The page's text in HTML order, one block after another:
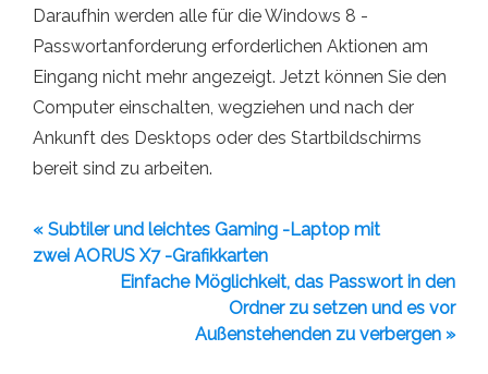
Daraufhin werden alle für die Windows 8 -
Passwortanforderung erforderlichen Aktionen am
Eingang nicht mehr angezeigt. Jetzt können Sie den
Computer einschalten, wegziehen und nach der
Ankunft des Desktops oder des Startbildschirms
bereit sind zu arbeiten.
« Subtiler und leichtes Gaming -Laptop mit
zwei AORUS X7 -Grafikkarten
Einfache Möglichkeit, das Passwort in den
Ordner zu setzen und es vor
Außenstehenden zu verbergen »